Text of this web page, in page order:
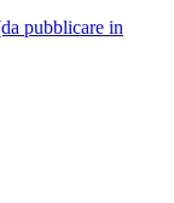
pubblicare in